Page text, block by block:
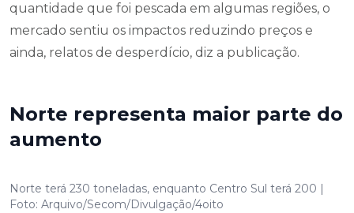
quantidade que foi pescada em algumas regiões, o
mercado sentiu os impactos reduzindo preços e
ainda, relatos de desperdício, diz a publicação.
Norte representa maior parte do
aumento
Norte terá 230 toneladas, enquanto Centro Sul terá 200 |
Foto: Arquivo/Secom/Divulgação/4oito